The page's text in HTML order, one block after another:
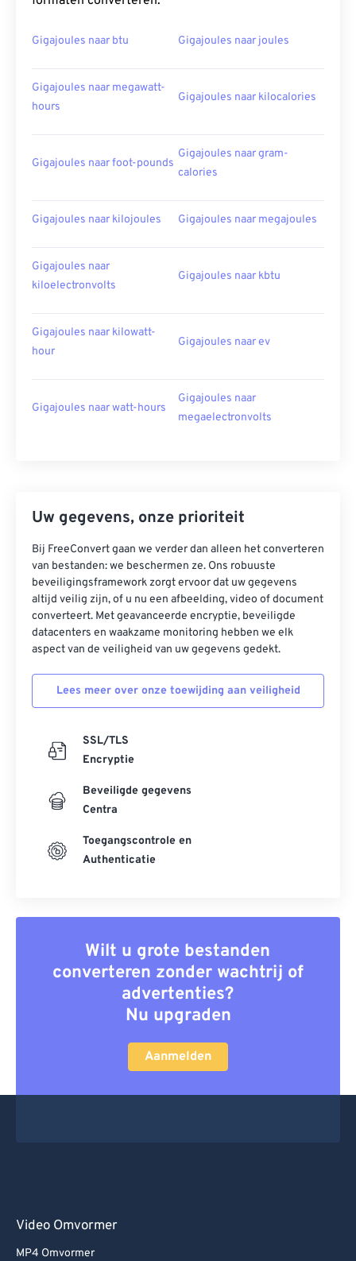
Gigajoules naar btu Gigajoules naar joules
Gigajoules naar megawatt-
hours
Gigajoules naar kilocalories
Gigajoules naar foot-pounds
Gigajoules naar gram-
calories
Gigajoules naar kilojoules Gigajoules naar megajoules
Gigajoules naar
kiloelectronvolts
Gigajoules naar kbtu
Gigajoules naar kilowatt-
hour
Gigajoules naar ev
Gigajoules naar watt-hours
Gigajoules naar
megaelectronvolts
Uw gegevens, onze prioriteit
Bij FreeConvert gaan we verder dan alleen het converteren
van bestanden: we beschermen ze. Ons robuuste
beveiligingsframework zorgt ervoor dat uw gegevens
altijd veilig zijn, of u nu een afbeelding, video of document
converteert. Met geavanceerde encryptie, beveiligde
datacenters en waakzame monitoring hebben we elk
aspect van de veiligheid van uw gegevens gedekt.
Lees meer over onze toewijding aan veiligheid
SSL/TLS
Encryptie
Beveiligde gegevens
Centra
Toegangscontrole en
Authenticatie
Wilt u grote bestanden
converteren zonder wachtrij of
advertenties?
Nu upgraden
Aanmelden
Video Omvormer
MP4 Omvormer